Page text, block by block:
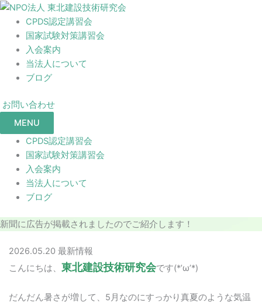
CPDS認定講習会
国家試験対策講習会
入会案内
当法人について
ブログ
お問い合わせ
MENU
CPDS認定講習会
国家試験対策講習会
入会案内
当法人について
ブログ
新聞に広告が掲載されましたのでご紹介します！
2026.05.20 最新情報
こんにちは、 東北建設技術研究会です(*’ω’*)
だんだん暑さが増して、5月なのにすっかり真夏のような気温